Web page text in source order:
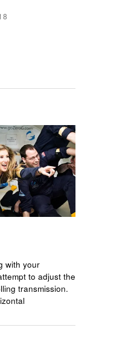
with your
to adjust the
transmission.